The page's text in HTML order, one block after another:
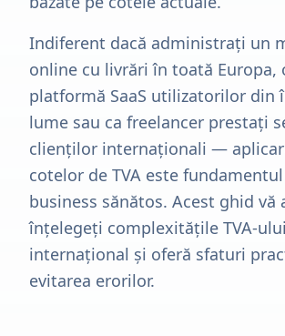
Indiferent dacă administrați un
online cu livrări în toată Europa,
platformă SaaS utilizatorilor din
lume sau ca freelancer prestați
clienților internaționali —
cotelor de TVA este
business sănătos. Acest ghid vă
înțelegeți complexitățile TVA-ului
internațional și oferă sfaturi
evitarea erorilor.